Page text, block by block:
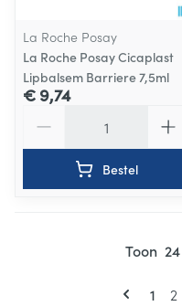
La Roche Posay
La Roche Posay Cicaplast
Lipbalsem Barriere 7,5ml
€ 9,74
Bestel
U
1 2
Toon